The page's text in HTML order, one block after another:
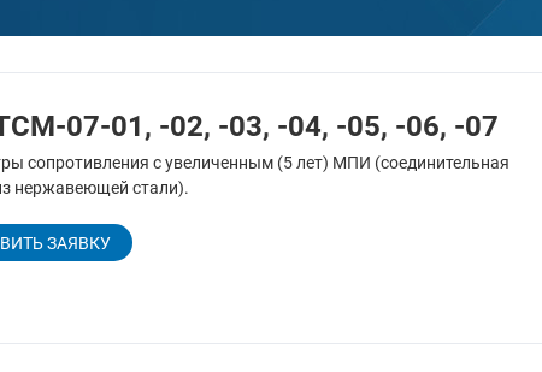
07-01, -02, -03, -04, -05, -06, -07
сопротивления с увеличенным (5 лет) МПИ (соединительная
нержавеющей стали).
ЗАЯВКУ